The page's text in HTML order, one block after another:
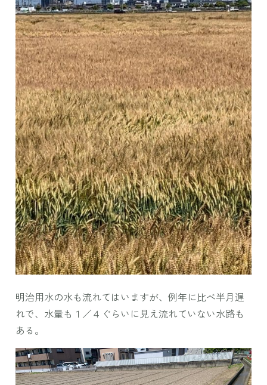
明治用水の水も流れてはいますが、例年に比べ半月遅
れで、水量も１／４ぐらいに見え流れていない水路も
ある。